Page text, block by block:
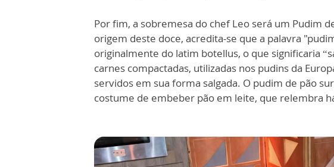
Por fim, a sobremesa do chef Leo será um Pudim
origem deste doce, acredita-se que a palavra
originalmente do latim botellus, o que significaria
carnes compactadas, utilizadas nos pudins da
servidos em sua forma salgada. O pudim de pão
costume de embeber pão em leite, que relembra